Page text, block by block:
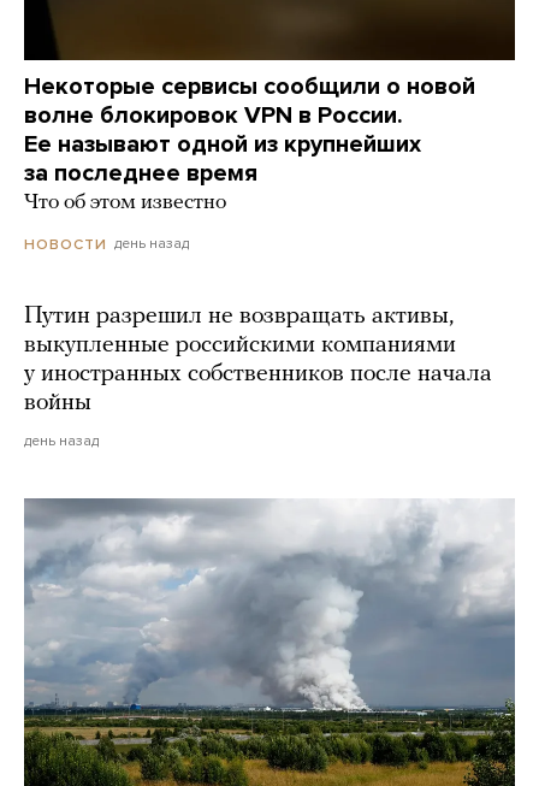
Некоторые сервисы сообщили о новой
волне блокировок VPN в России.
Ее называют одной из крупнейших
за последнее время
Что об этом известно
НОВОСТИ день назад
Путин разрешил не возвращать активы,
выкупленные российскими компаниями
у иностранных собственников после начала
войны
день назад